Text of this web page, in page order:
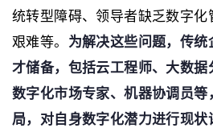
统转型障碍、领导者缺乏数字
艰难等。 为解决这些问题，传
才储备，包括云工程师、大数据
数字化市场专家、机器协调员
局，对自身数字化潜力进行现